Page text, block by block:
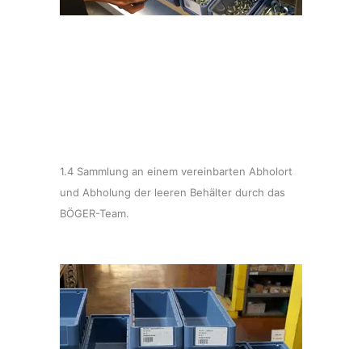
1.4 Sammlung an einem vereinbarten Abholort
und Abholung der leeren Behälter durch das
BÖGER-Team.